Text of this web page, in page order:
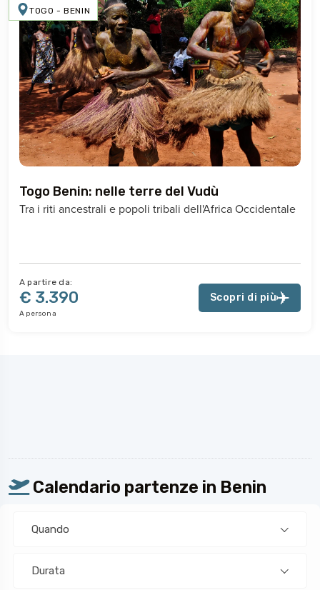
TOGO - BENIN
Togo Benin: nelle terre del Vudù
Tra i riti ancestrali e popoli tribali dell'Africa Occidentale
A partire da:
€ 3.390
A persona
Scopri di più
Calendario partenze in Benin
Quando
Durata